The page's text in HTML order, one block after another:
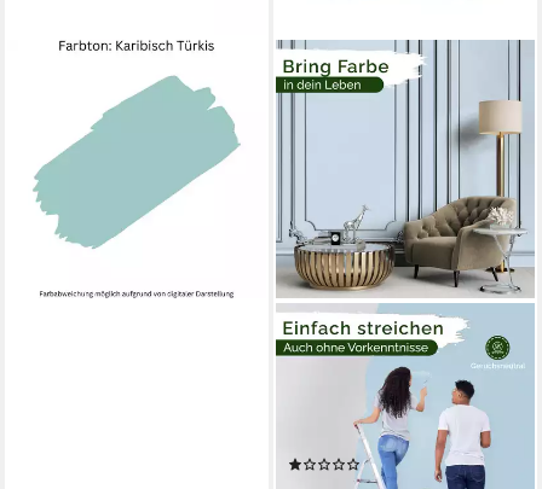
Wandfarbe einfach schöner
Innenwandfarbe 1 L/ 2,5 L
matt, starke Deckkraft und
intensive Farbwirkung
29,82 €
(11,93 €/ 1 l)
lieferbar - in 7-9 Werktagen bei dir
VELUXIS
Wandfarbe Veluxis®
Wandfarbe Universal,
Deckkraft-Klasse 1,
Streifenfrei, tropfarm & VOC-
frei
(1)